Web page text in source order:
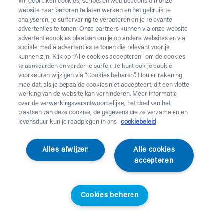
Vul onderstaand formulier in voor de huur van
zorgmateriaal.Dringende levering of levering in het
weekendnodig? Neem telefonisch contact op via 02 218
22 22.
Heb jekrukken nodig? Die kan je enkel aankopen. Wil je
huurmateriaal laten ophalen? Dat kan hier.
Opgelet!Je huurt voor minstens 1 maand en betaalt een
servicekost. Check de prijzenhier. Een gewone levering
duurt 2 werkdagen, een dringende levering krijg je de
feestdagen.
website naar behoren te laten werken en het gebruik te
analyseren, je surfervaring te verbeteren en je relevante
advertenties te tonen. Onze partners kunnen via onze website
advertentiecookies plaatsen om je op andere websites en via
sociale media advertenties te tonen die relevant voor je
kunnen zijn. Klik op “Alle cookies accepteren” om de cookies
te aanvaarden en verder te surfen. Je kunt ook je cookie-
voorkeuren wijzigen via “Cookies beheren”. Hou er rekening
mee dat, als je bepaalde cookies niet accepteert, dit een vlotte
werking van de website kan verhinderen. Meer informatie
over de verwerkingsverantwoordelijke, het doel van het
plaatsen van deze cookies, de gegevens die ze verzamelen en
levensduur kun je raadplegen in ons
cookiebeleid
Alle cookies
accepteren
Alles afwijzen
Cookies beheren